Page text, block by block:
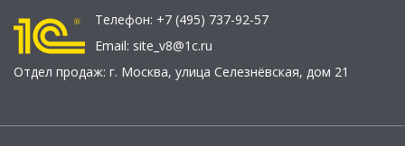
Телефон: +7 (495) 737-92-57
Email: site_v8@1c.ru
Отдел продаж: г. Москва, улица Селезнёвская, дом 21